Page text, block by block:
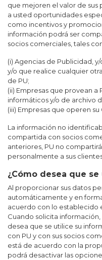
que mejoren el valor de sus
a usted oportunidades
como incentivos y
información podrá ser
socios comerciales, tales
(i) Agencias de Publicidad,
y/o que realice cualquier
de PU;
(ii) Empresas que provean
informáticos y/o de archivo
(iii) Empresas que operen
La información no
compartida con socios
anteriores, PU no
personalmente a sus
¿Cómo desea que
Al proporcionar sus datos
automáticamente y en
acuerdo con lo establecido
Cuando solicita
desea que se utilice su
con PU y con sus socios
está de acuerdo con la
podrá desactivar las